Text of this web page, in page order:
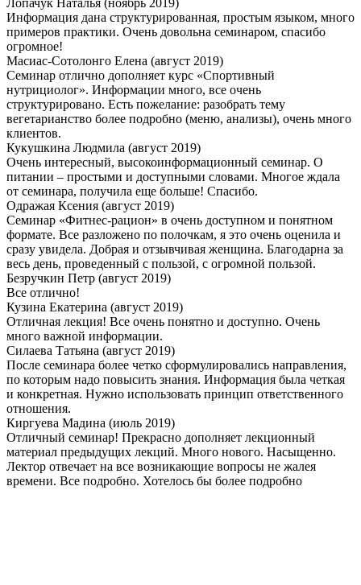
Информация дана структурированная, простым языком, много
примеров практики. Очень довольна семинаром, спасибо
огромное!
Масиас-Сотолонго Елена (август 2019)
Семинар отлично дополняет курс «Спортивный
нутрициолог». Информации много, все очень
структурировано. Есть пожелание: разобрать тему
вегетарианство более подробно (меню, анализы), очень много
клиентов.
Кукушкина Людмила (август 2019)
Очень интересный, высокоинформационный семинар. О
питании – простыми и доступными словами. Многое ждала
от семинара, получила еще больше! Спасибо.
Одражая Ксения (август 2019)
Семинар «Фитнес-рацион» в очень доступном и понятном
формате. Все разложено по полочкам, я это очень оценила и
сразу увидела. Добрая и отзывчивая женщина. Благодарна за
весь день, проведенный с пользой, с огромной пользой.
Безручкин Петр (август 2019)
Все отлично!
Кузина Екатерина (август 2019)
Отличная лекция! Все очень понятно и доступно. Очень
много важной информации.
Силаева Татьяна (август 2019)
После семинара более четко сформулировались направления,
по которым надо повысить знания. Информация была четкая
и конкретная. Нужно использовать принцип ответственного
отношения.
Киргуева Мадина (июль 2019)
Отличный семинар! Прекрасно дополняет лекционный
материал предыдущих лекций. Много нового. Насыщенно.
Лектор отвечает на все возникающие вопросы не жалея
времени. Все подробно. Хотелось бы более подробно